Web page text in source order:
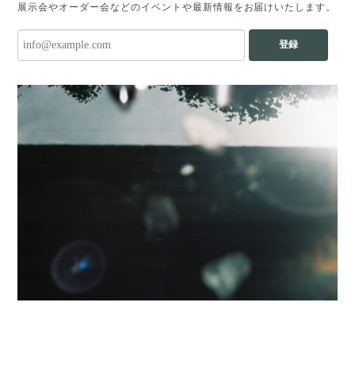
展示会やオーダー会などのイベントや最新情報をお届けいたします。
登録